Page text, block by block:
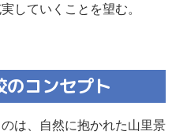
していくことを望む。
のコンセプト
は、自然に抱かれた山里景